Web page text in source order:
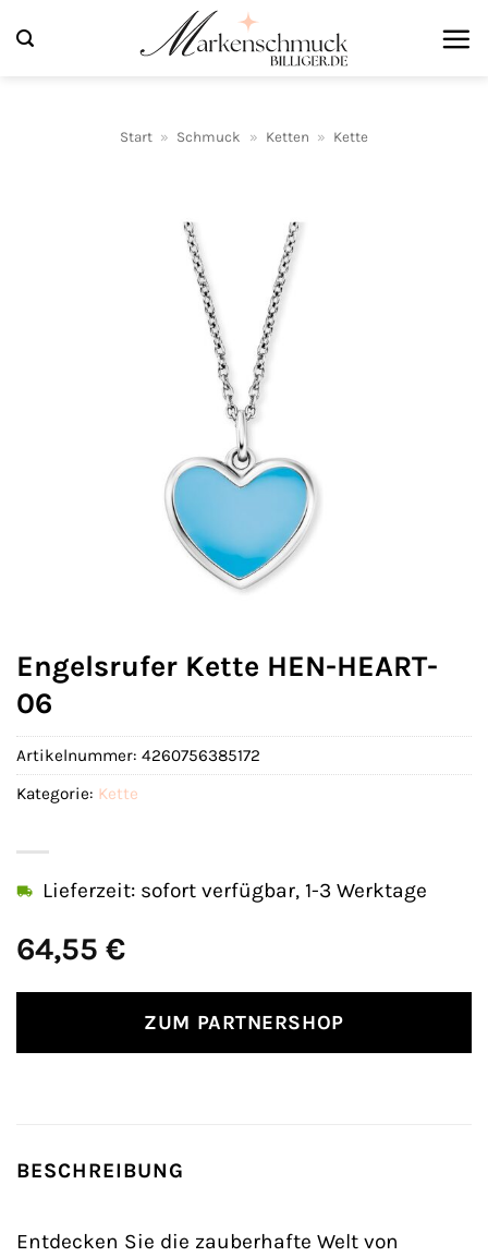
Inhalt
Start » Schmuck » Ketten » Kette
Engelsrufer Kette HEN-HEART-
06
64,55 €
Lieferzeit: sofort verfügbar, 1-3 Werktage
ZUM PARTNERSHOP
Artikelnummer: 4260756385172
Kategorie: Kette
BESCHREIBUNG
Entdecken Sie die zauberhafte Welt von